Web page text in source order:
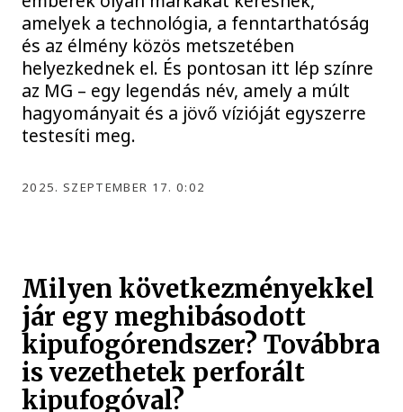
amelyek a technológia, a fenntarthatóság
és az élmény közös metszetében
helyezkednek el. És pontosan itt lép színre
az MG – egy legendás név, amely a múlt
hagyományait és a jövő vízióját egyszerre
testesíti meg.
2025. SZEPTEMBER 17. 0:02
Milyen következményekkel
jár egy meghibásodott
kipufogórendszer? Továbbra
is vezethetek perforált
kipufogóval?